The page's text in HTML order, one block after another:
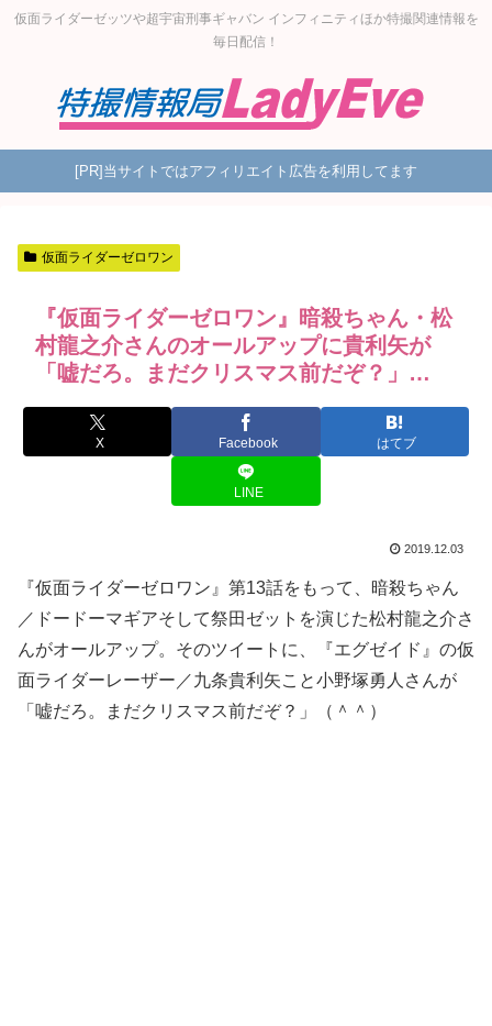
仮面ライダーゼッツや超宇宙刑事ギャバン インフィニティほか特撮関連情報を
毎日配信！
[PR]当サイトではアフィリエイト広告を利用してます
仮面ライダーゼロワン
『仮面ライダーゼロワン』暗殺ちゃん・松
村龍之介さんのオールアップに貴利矢が
「嘘だろ。まだクリスマス前だぞ？」…
X Facebook はてブ
LINE
2019.12.03
『仮面ライダーゼロワン』第13話をもって、暗殺ちゃん
／ドードーマギアそして祭田ゼットを演じた松村龍之介さ
んがオールアップ。そのツイートに、『エグゼイド』の仮
面ライダーレーザー／九条貴利矢こと小野塚勇人さんが
「嘘だろ。まだクリスマス前だぞ？」（＾＾）